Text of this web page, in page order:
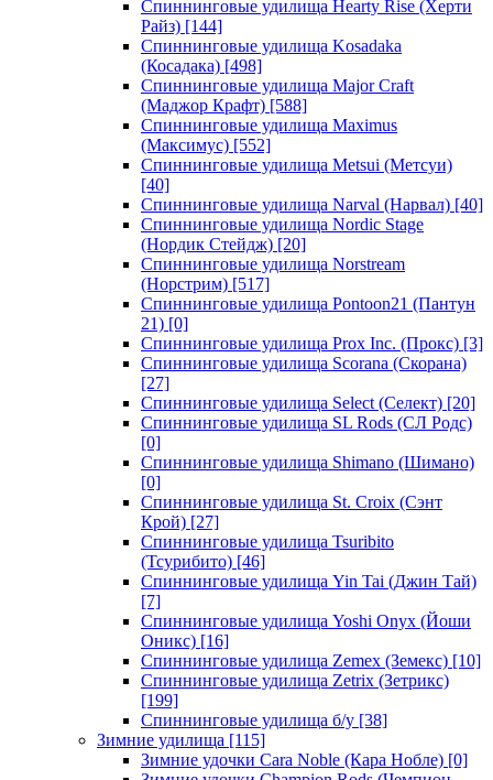
Спиннинговые удилища Hearty Rise (Херти
Райз) [144]
Спиннинговые удилища Kosadaka
(Косадака) [498]
Спиннинговые удилища Major Craft
(Маджор Крафт) [588]
Спиннинговые удилища Maximus
(Максимус) [552]
Спиннинговые удилища Metsui (Метсуи)
[40]
Спиннинговые удилища Narval (Нарвал) [40]
Спиннинговые удилища Nordic Stage
(Нордик Стейдж) [20]
Спиннинговые удилища Norstream
(Норстрим) [517]
Спиннинговые удилища Pontoon21 (Пантун
21) [0]
Спиннинговые удилища Prox Inc. (Прокс) [3]
Спиннинговые удилища Scorana (Скорана)
[27]
Спиннинговые удилища Select (Селект) [20]
Спиннинговые удилища SL Rods (СЛ Родс)
[0]
Спиннинговые удилища Shimano (Шимано)
[0]
Спиннинговые удилища St. Croix (Сэнт
Крой) [27]
Спиннинговые удилища Tsuribito
(Тсурибито) [46]
Спиннинговые удилища Yin Tai (Джин Тай)
[7]
Спиннинговые удилища Yoshi Onyx (Йоши
Оникс) [16]
Спиннинговые удилища Zemex (Земекс) [10]
Спиннинговые удилища Zetrix (Зетрикс)
[199]
Спиннинговые удилища б/у [38]
Зимние удилища [115]
Зимние удочки Cara Noble (Кара Нобле) [0]